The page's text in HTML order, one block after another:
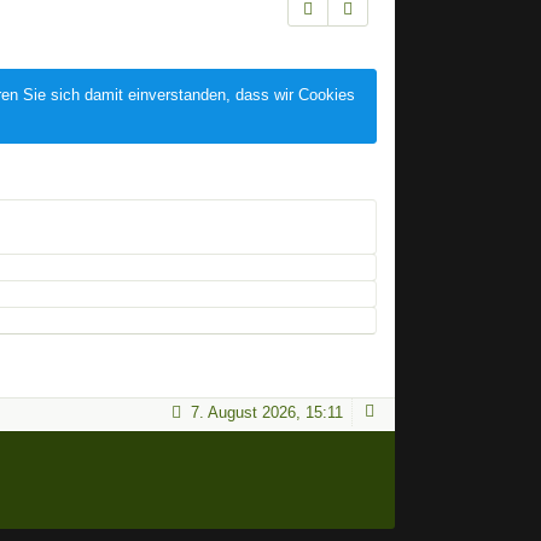
Sie sich damit einverstanden, dass wir Cookies
7. August 2026, 15:11